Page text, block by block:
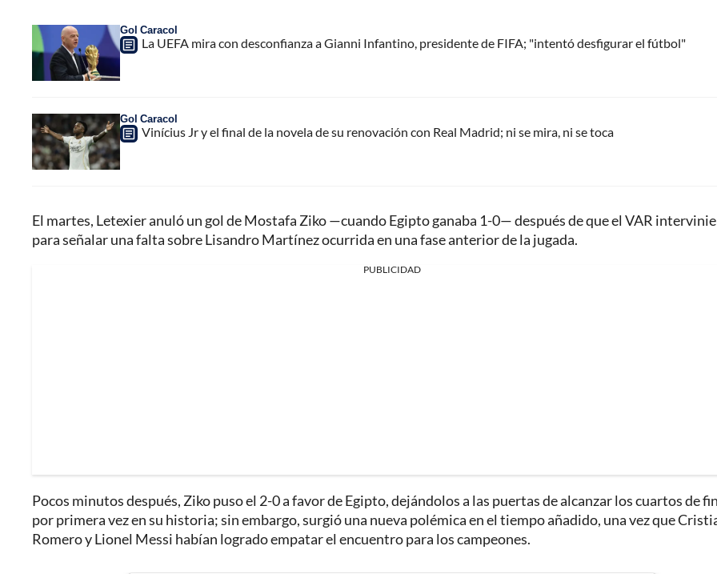
Gol Caracol
La UEFA mira con desconfianza a Gianni Infantino, presidente de FIFA; "intentó desfigurar el fútbol"
Gol Caracol
Vinícius Jr y el final de la novela de su renovación con Real Madrid; ni se mira, ni se toca
El martes, Letexier anuló un gol de Mostafa Ziko —cuando Egipto ganaba 1-0— después de que el VAR
para señalar una falta sobre Lisandro Martínez ocurrida en una fase anterior de la jugada.
PUBLICIDAD
Pocos minutos después, Ziko puso el 2-0 a favor de Egipto, dejándolos a las puertas de alcanzar los cuartos de
por primera vez en su historia; sin embargo, surgió una nueva polémica en el tiempo añadido, una vez que
Romero y Lionel Messi habían logrado empatar el encuentro para los campeones.